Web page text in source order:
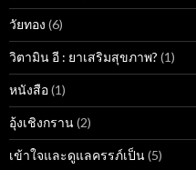
วัยทอง (6)
วิตามิน อี : ยาเสริมสุขภาพ? (1)
หนังสือ(1)
อุ้งเชิงกราน(2)
เข้าใจและดูแลครรภ์เป็น(5)